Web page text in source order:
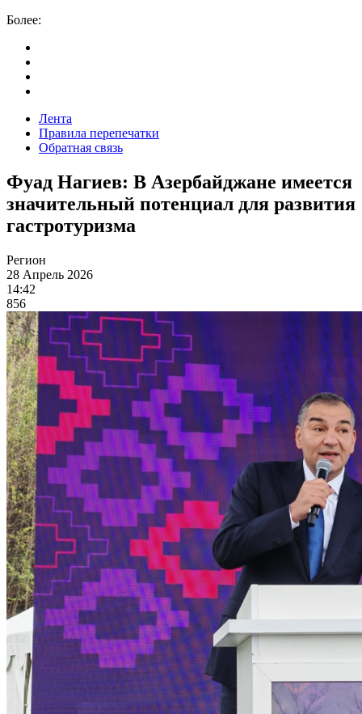
Более:
Лента
Правила перепечатки
Обратная связь
Фуад Нагиев: В Азербайджане имеется
значительный потенциал для развития
гастротуризма
Регион
28 Апрель 2026
14:42
856